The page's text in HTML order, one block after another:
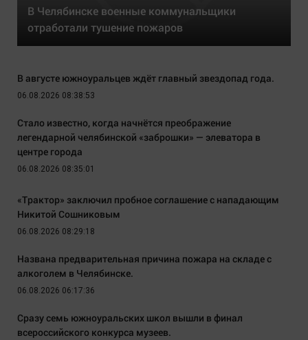
В Челябинске военные коммунальщики
отработали тушение пожаров
В августе южноуральцев ждёт главный звездопад года.
06.08.2026 08:38:53
Стало известно, когда начнётся преображение
легендарной челябинской «заброшки» — элеватора в
центре города
06.08.2026 08:35:01
«Трактор» заключил пробное соглашение с нападающим
Никитой Сошниковым
06.08.2026 08:29:18
Названа предварительная причина пожара на складе с
алкоголем в Челябинске.
06.08.2026 06:17:36
Сразу семь южноуральских школ вышли в финал
всероссийского конкурса музеев.